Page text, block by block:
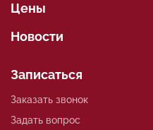
Цены
Новости
Записаться
Заказать звонок
Задать вопрос